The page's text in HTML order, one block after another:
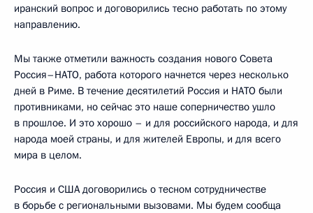
иранский вопрос и договорились тесно работать по этому
направлению.
Мы также отметили важность создания нового Совета
Россия–НАТО, работа которого начнется через несколько
дней в Риме. В течение десятилетий Россия и НАТО были
противниками, но сейчас это наше соперничество ушло
в прошлое. И это хорошо – и для российского народа, и для
народа моей страны, и для жителей Европы, и для всего
мира в целом.
Россия и США договорились о тесном сотрудничестве
в борьбе с региональными вызовами. Мы будем сообща